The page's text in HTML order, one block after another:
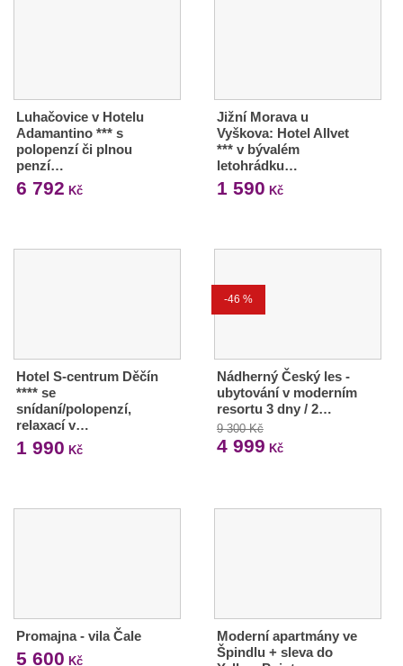
Luhačovice v Hotelu
Adamantino *** s
polopenzí či plnou
penzí…
6 792 Kč
Jižní Morava u
Vyškova: Hotel Allvet
*** v bývalém
letohrádku…
1 590 Kč
Hotel S-centrum Děčín
**** se
snídaní/polopenzí,
relaxací v…
1 990 Kč
-46 %
Nádherný Český les -
ubytování v moderním
resortu 3 dny / 2…
9 300 Kč
4 999 Kč
Promajna - vila Čale
5 600 Kč
Moderní apartmány ve
Špindlu + sleva do